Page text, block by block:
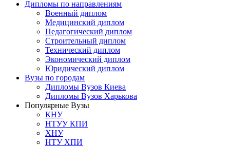
Дипломы по направлениям
Военный диплом
Медицинский диплом
Педагогический диплом
Строительный диплом
Технический диплом
Экономический диплом
Юридический диплом
Вузы по городам
Дипломы Вузов Киева
Дипломы Вузов Харькова
Популярные Вузы
КНУ
НТУУ КПИ
ХНУ
НТУ ХПИ